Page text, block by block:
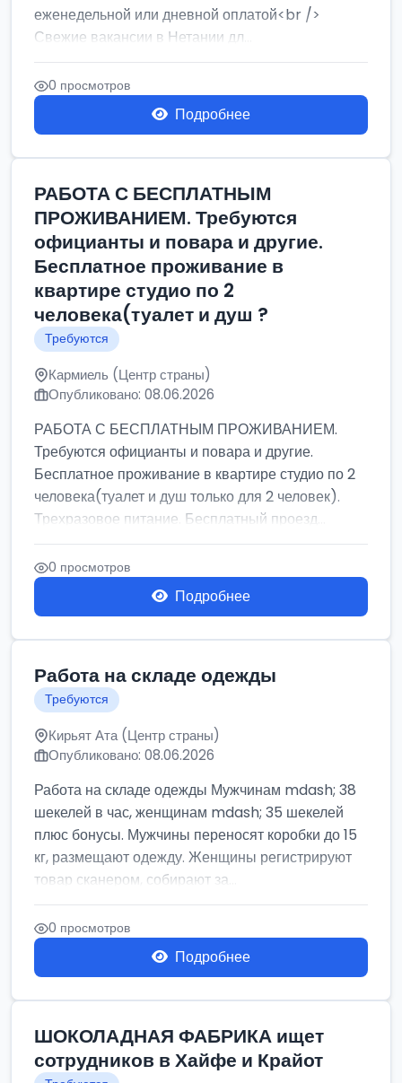
еженедельной или дневной оплатой<br />
Свежие вакансии в Нетании дл...
0 просмотров
Подробнее
РАБОТА С БЕСПЛАТНЫМ
ПРОЖИВАНИЕМ. Требуются
официанты и повара и другие.
Бесплатное проживание в
квартире студио по 2
человека(туалет и душ ?
Требуются
Кармиель (Центр страны)
Опубликовано: 08.06.2026
РАБОТА С БЕСПЛАТНЫМ ПРОЖИВАНИЕМ.
Требуются официанты и повара и другие.
Бесплатное проживание в квартире студио по 2
человека(туалет и душ только для 2 человек).
Трехразовое питание. Бесплатный проезд...
0 просмотров
Подробнее
Работа на складе одежды
Требуются
Кирьят Ата (Центр страны)
Опубликовано: 08.06.2026
Работа на складе одежды Мужчинам mdash; 38
шекелей в час, женщинам mdash; 35 шекелей
плюс бонусы. Мужчины переносят коробки до 15
кг, размещают одежду. Женщины регистрируют
товар сканером, собирают за...
0 просмотров
Подробнее
ШОКОЛАДНАЯ ФАБРИКА ищет
сотрудников в Хайфе и Крайот